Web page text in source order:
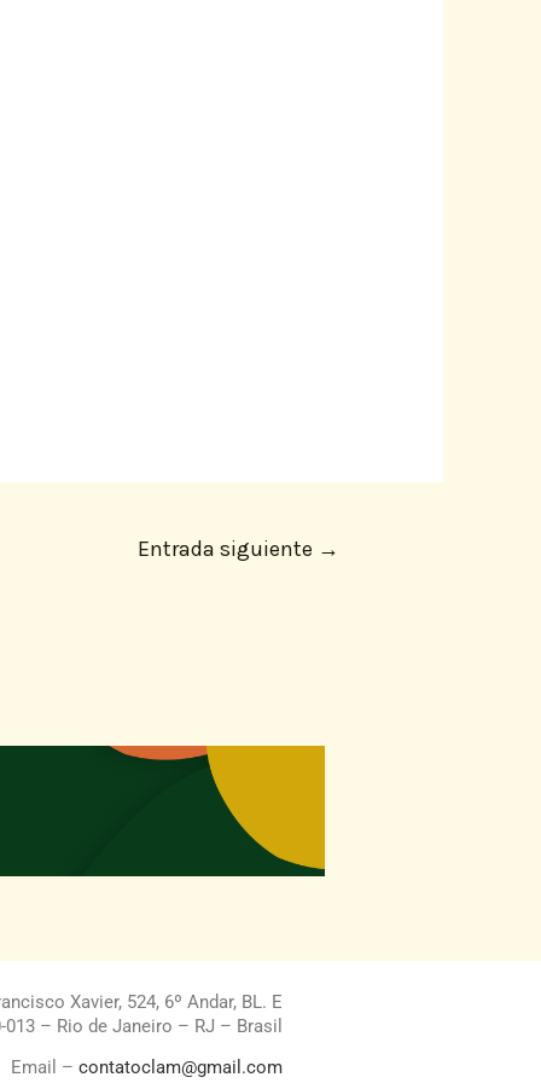
Entrada siguiente →
Xavier, 524, 6º Andar, BL. E
013 – Rio de Janeiro – RJ – Brasil
Email – contatoclam@gmail.com